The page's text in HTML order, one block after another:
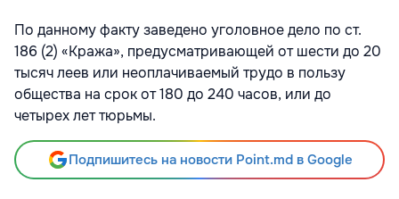
По данному факту заведено уголовное дело по ст.
186 (2) «Кража», предусматривающей от шести до 20
тысяч леев или неоплачиваемый трудо в пользу
общества на срок от 180 до 240 часов, или до
четырех лет тюрьмы.
Подпишитесь на новости Point.md в Google